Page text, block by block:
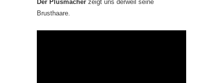
Der Plusmacher zeigt uns derweil seine
Brusthaare.